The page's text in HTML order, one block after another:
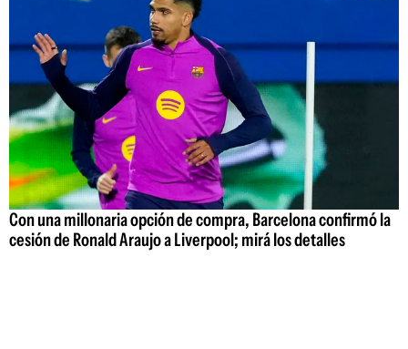
Con una millonaria opción de compra, Barcelona confirmó la
cesión de Ronald Araujo a Liverpool; mirá los detalles